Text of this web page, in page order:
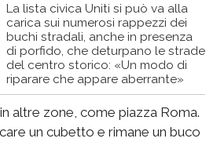
La lista civica Uniti si può va alla
carica sui numerosi rappezzi dei
buchi stradali, anche in presenza
di porfido, che deturpano le strade
del centro storico: «Un modo di
riparare che appare aberrante»
altre zone, come piazza Roma.
un cubetto e rimane un buco